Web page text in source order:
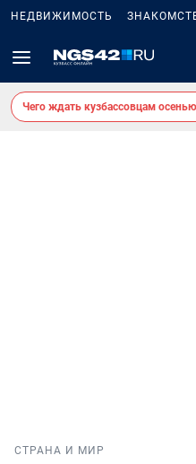
НЕДВИЖИМОСТЬ
Чего ждать кузбассовцам
СТРАНА И МИР